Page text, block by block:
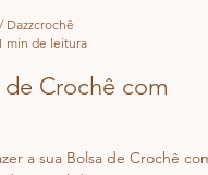
1 min de leitura